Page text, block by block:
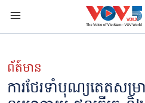
Nhảy đến nội dung
ព័ត៍មាន
ការ​ថែរទាំ​បុណ្យ​តេតស